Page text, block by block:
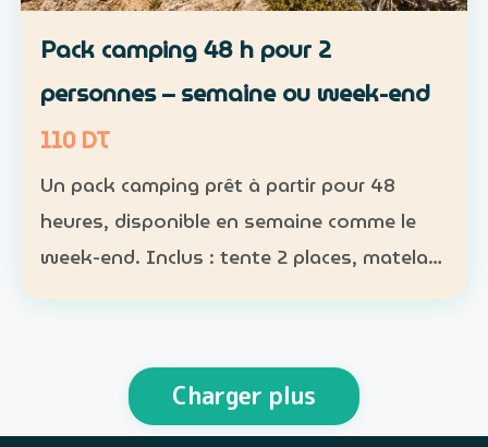
Pack camping 48 h pour 2
personnes – semaine ou week-end
110 DT
Un pack camping prêt à partir pour 48
heures, disponible en semaine comme le
week-end. Inclus : tente 2 places, matelas,
personnes Week-end…
Charger plus